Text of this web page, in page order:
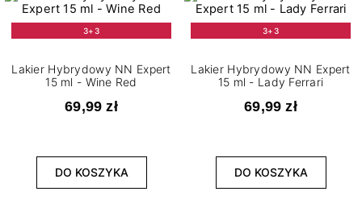
3+3
Lakier Hybrydowy NN Expert
15 ml - Wine Red
69,99 zł
DO KOSZYKA
3+3
Lakier Hybrydowy NN Expert
15 ml - Lady Ferrari
69,99 zł
DO KOSZYKA